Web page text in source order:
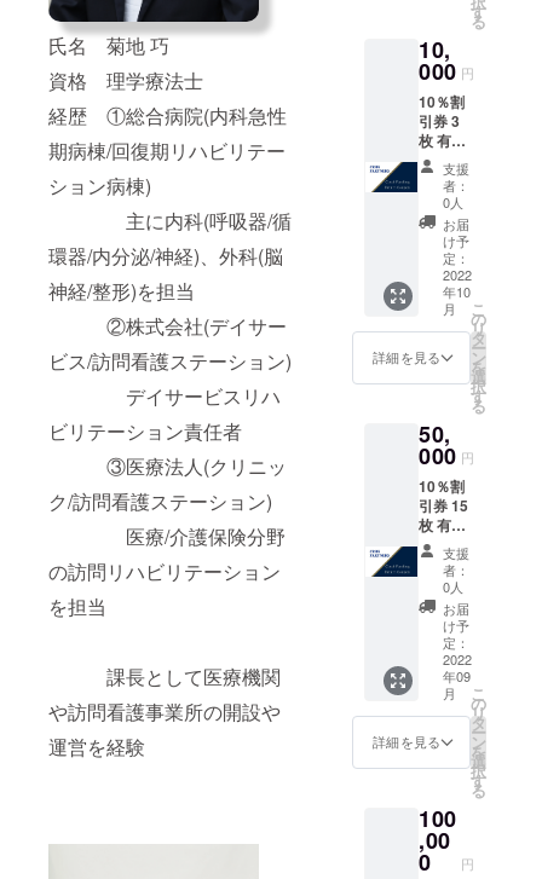
氏名 菊地 巧
資格 理学療法士
経歴 ①総合病院(内科急性
期病棟/回復期リハビリテー
ション病棟)
主に内科(呼吸器/循
環器/内分泌/神経)、外科(脳
神経/整形)を担当
②株式会社(デイサー
ビス/訪問看護ステーション)
デイサービスリハ
ビリテーション責任者
③医療法人(クリニッ
ク/訪問看護ステーション)
医療/介護保険分野
の訪問リハビリテーション
を担当
課長として医療機関
や訪問看護事業所の開設や
運営を経験
す
る
10,
000 円
10％割
引券 3
枚 有効
期限：
２０２
３年１
２月末
支援
者：
0人
お届
け予
定：
2022
年10
月
詳細を見る
こ
の
リ
タ
ー
ン
を
選
択
す
る
50,
000 円
10％割
引券 15
枚 有効
期限：
２０２
３年１
２月末
支援
者：
0人
お届
け予
定：
2022
年09
月
詳細を見る
こ
の
リ
タ
ー
ン
を
選
択
す
る
100
,00
0 円